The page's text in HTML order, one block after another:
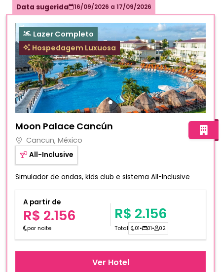
Data sugerida 16/09/2026 a 17/09/2026
Lazer Completo
Hospedagem Luxuosa
Moon Palace Cancún
Cancun, México
All-Inclusive
Simulador de ondas, kids club e sistema All-Inclusive
A partir de
R$ 2.156
por noite
R$ 2.156
Total 01• 01• 02
Ver Hotel